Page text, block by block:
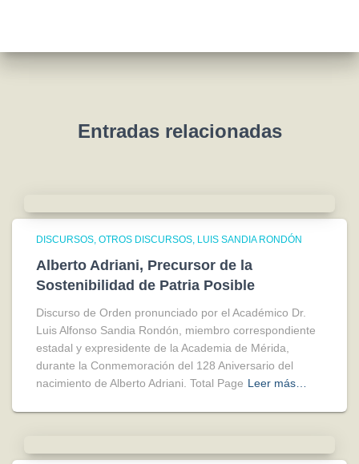
s
Entradas relacionadas
DISCURSOS OTROS DISCURSOS LUIS SANDIA RONDÓN
Alberto Adriani, Precursor de la
Sostenibilidad de Patria Posible
Discurso de Orden pronunciado por el Académico Dr.
Luis Alfonso Sandia Rondón, miembro correspondiente
estadal y expresidente de la Academia de Mérida,
durante la Conmemoración del 128 Aniversario del
nacimiento de Alberto Adriani. Total Page Leer más…